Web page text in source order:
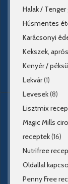
Halak /
Húsmentes
Karácsonyi
Kekszek,
Kenyér /
Lekvár(1)
Levesek(8)
Lisztmix
Magic Mills
receptek(16)
Nutrifree
Oldallal
Penny Free